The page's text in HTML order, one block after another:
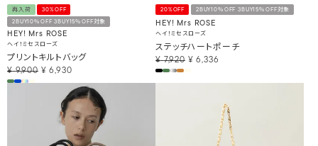
再入荷 30%OFF
2BUY10％OFF 3BUY15％OFF対象
HEY! Mrs ROSE
ヘイ！ミセスローズ
プリントキルトバッグ
¥ 9,900 ¥ 6,930
20%OFF 2BUY10％OFF 3BUY15％OFF対象
HEY! Mrs ROSE
ヘイ！ミセスローズ
ステッチハートポーチ
¥ 7,920 ¥ 6,336